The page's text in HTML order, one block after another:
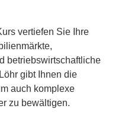
vertiefen Sie Ihre
betriebswirtschaftliche
gibt Ihnen die
auch komplexe
zu bewältigen.